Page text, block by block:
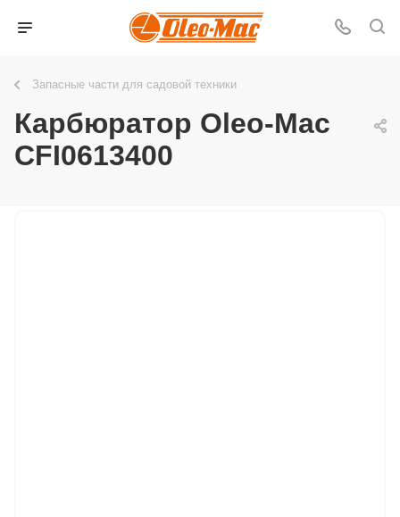
Запасные части для садовой техники
Карбюратор Oleo-Mac
CFI0613400